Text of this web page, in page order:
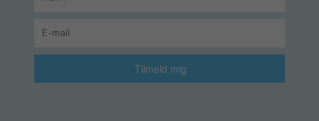
Tilmeld mig